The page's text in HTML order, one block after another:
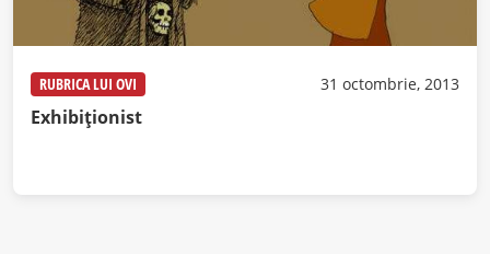
RUBRICA LUI OVI 31 octombrie, 2013
Exhibiţionist